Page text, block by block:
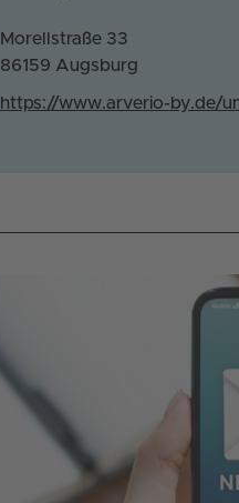
Morellstraße 33
86159 Augsburg
https://www.arverio-by.de/